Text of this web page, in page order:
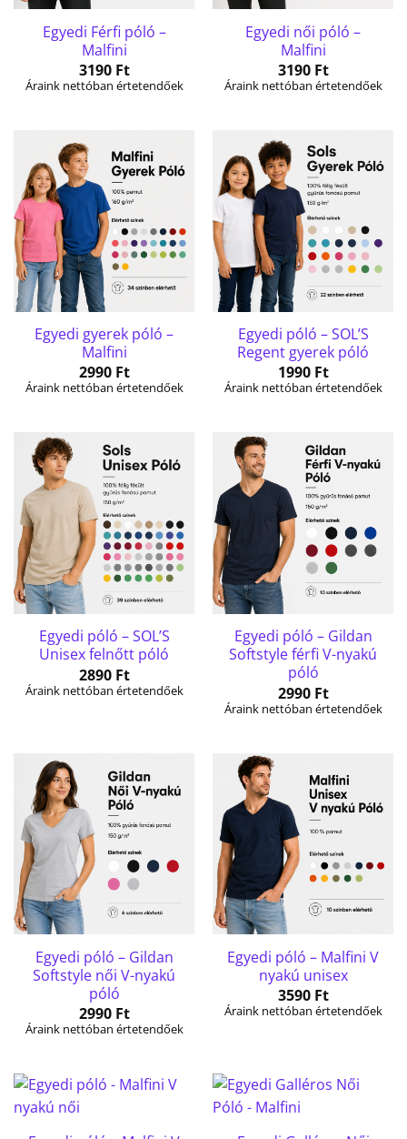
Egyedi Férfi póló –
Malfini
3190 Ft
Áraink nettóban értetendőek
Egyedi női póló –
Malfini
3190 Ft
Áraink nettóban értetendőek
Egyedi gyerek póló –
Malfini
2990 Ft
Áraink nettóban értetendőek
Egyedi póló – SOL’S
Regent gyerek póló
1990 Ft
Áraink nettóban értetendőek
Egyedi póló – SOL’S
Unisex felnőtt póló
2890 Ft
Áraink nettóban értetendőek
Egyedi póló – Gildan
Softstyle férfi V-nyakú
póló
2990 Ft
Áraink nettóban értetendőek
Egyedi póló – Gildan
Softstyle női V-nyakú
póló
2990 Ft
Áraink nettóban értetendőek
Egyedi póló – Malfini V
nyakú unisex
3590 Ft
Áraink nettóban értetendőek